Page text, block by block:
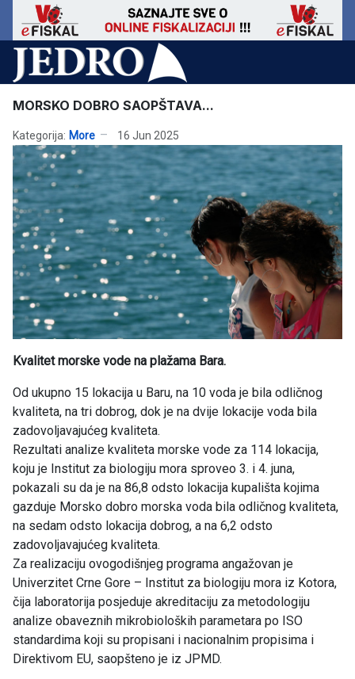
MORSKO DOBRO SAOPŠTAVA...
Kategorija: More 16 Jun 2025
Kvalitet morske vode na plažama Bara.
Od ukupno 15 lokacija u Baru, na 10 voda je bila odličnog
kvaliteta, na tri dobrog, dok je na dvije lokacije voda bila
zadovoljavajućeg kvaliteta.
Rezultati analize kvaliteta morske vode za 114 lokacija,
koju je Institut za biologiju mora sproveo 3. i 4. juna,
pokazali su da je na 86,8 odsto lokacija kupališta kojima
gazduje Morsko dobro morska voda bila odličnog kvaliteta,
na sedam odsto lokacija dobrog, a na 6,2 odsto
zadovoljavajućeg kvaliteta.
Za realizaciju ovogodišnjeg programa angažovan je
Univerzitet Crne Gore – Institut za biologiju mora iz Kotora,
čija laboratorija posjeduje akreditaciju za metodologiju
analize obaveznih mikrobioloških parametara po ISO
standardima koji su propisani i nacionalnim propisima i
Direktivom EU, saopšteno je iz JPMD.